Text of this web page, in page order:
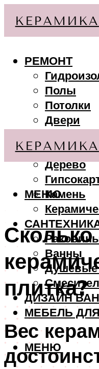
РЕМОНТ
Полы
Потолки
Двери
МАТЕРИАЛЫ
Дерево
Камень
Ванны
ДИЗАЙН
МЕБЕЛЬ
МЕНЮ
МЕНЮ
Сколько
плитка?
Вес